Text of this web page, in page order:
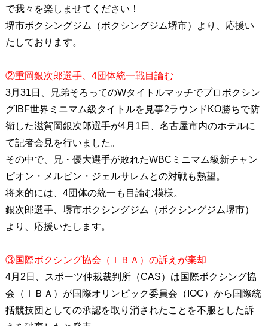
で我々を楽しませてください！
堺市ボクシングジム（ボクシングジム堺市）より、応援い
たしております。
②重岡銀次郎選手、4団体統一戦目論む
3月31日、兄弟そろってのWタイトルマッチでプロボクシン
グIBF世界ミニマム級タイトルを見事2ラウンドKO勝ちで防
衛した滋賀岡銀次郎選手が4月1日、名古屋市内のホテルに
て記者会見を行いました。
その中で、兄・優大選手が敗れたWBCミニマム級新チャン
ピオン・メルビン・ジェルサレムとの対戦も熱望。
将来的には、4団体の統一も目論む模様。
銀次郎選手、堺市ボクシングジム（ボクシングジム堺市）
より、応援いたします。
③国際ボクシング協会（ＩＢＡ）の訴えが棄却
4月2日、スポーツ仲裁裁判所（CAS）は国際ボクシング協
会（ＩＢＡ）が国際オリンピック委員会（IOC）から国際統
括競技団としての承認を取り消されたことを不服とした訴